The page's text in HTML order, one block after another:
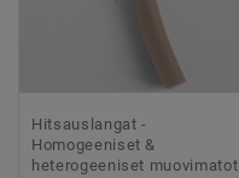
Hitsauslangat -
Homogeeniset &
heterogeeniset muovimatot